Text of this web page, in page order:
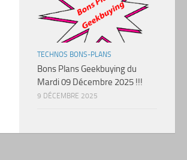
TECHNOS BONS-PLANS
Bons Plans Geekbuying du
Mardi 09 Décembre 2025 !!!
9 DÉCEMBRE 2025